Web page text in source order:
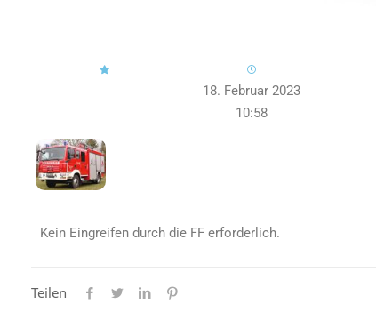
18. Februar 2023
10:58
Kein Eingreifen durch die FF erforderlich.
Teilen